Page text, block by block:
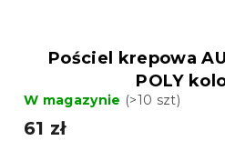
Pościel krepowa
POLY
W magazynie (>10 szt)
61 zł